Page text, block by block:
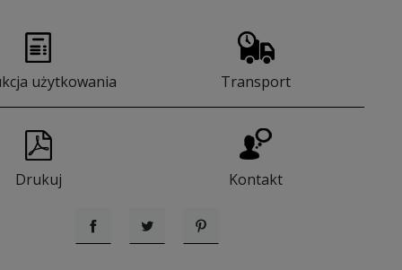
użytkowania Transport
Drukuj Kontakt
UdostępnijTweetujPinterest